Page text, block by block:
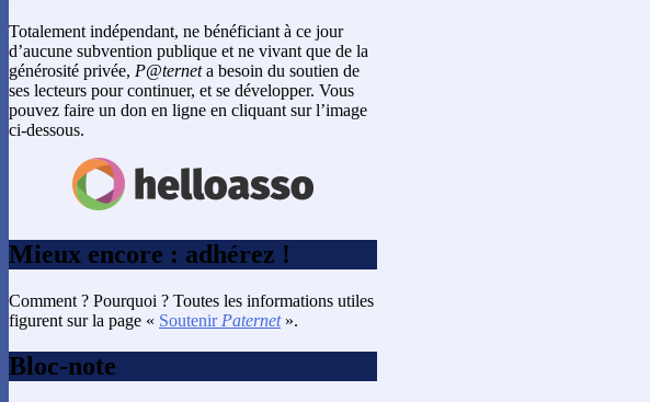
Totalement indépendant, ne bénéficiant à ce jour
d’aucune subvention publique et ne vivant que de la
générosité privée, P@terneta besoin du soutien de
ses lecteurs pour continuer, et se développer. Vous
pouvez faire un don en ligne en cliquant sur l’image
ci-dessous.
Mieux encore : adhérez !
Comment ? Pourquoi ? Toutes les informations utiles
figurent sur la page « Soutenir Paternet».
Bloc-note